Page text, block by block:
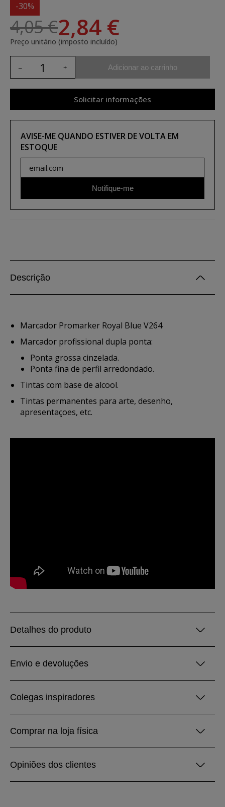
-30%
4,05 €2,84 €
Preço unitário (imposto incluído)
Adicionar ao carrinho
Solicitar informações
AVISE-ME QUANDO ESTIVER DE VOLTA EM
ESTOQUE
Notifique-me
Descrição
Marcador Promarker Royal Blue V264
Marcador profissional dupla ponta:
Ponta grossa cinzelada.
Ponta fina de perfil arredondado.
Tintas com base de alcool.
Tintas permanentes para arte, desenho,
apresentaçoes, etc.
Detalhes do produto
Envio e devoluções
Colegas inspiradores
Comprar na loja física
Opiniões dos clientes